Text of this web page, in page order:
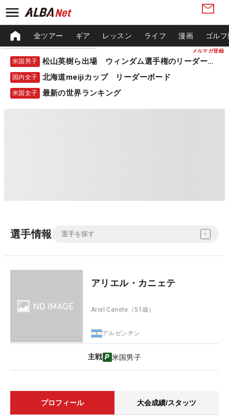
メルマガ登録
全ツアー ギア レッスン ライフ 漫画 ゴル
米国男子 松山英樹ら出場 ウィンダム選手権のリーダーボード
国内女子 北海道meijiカップ リーダーボード
米国女子 最新の世界ランキング
選手情報
アリエル・カニェテ
Ariel Canete （51歳）
アルゼンチン
主戦 米国男子
プロフィール 大会成績/スタッツ